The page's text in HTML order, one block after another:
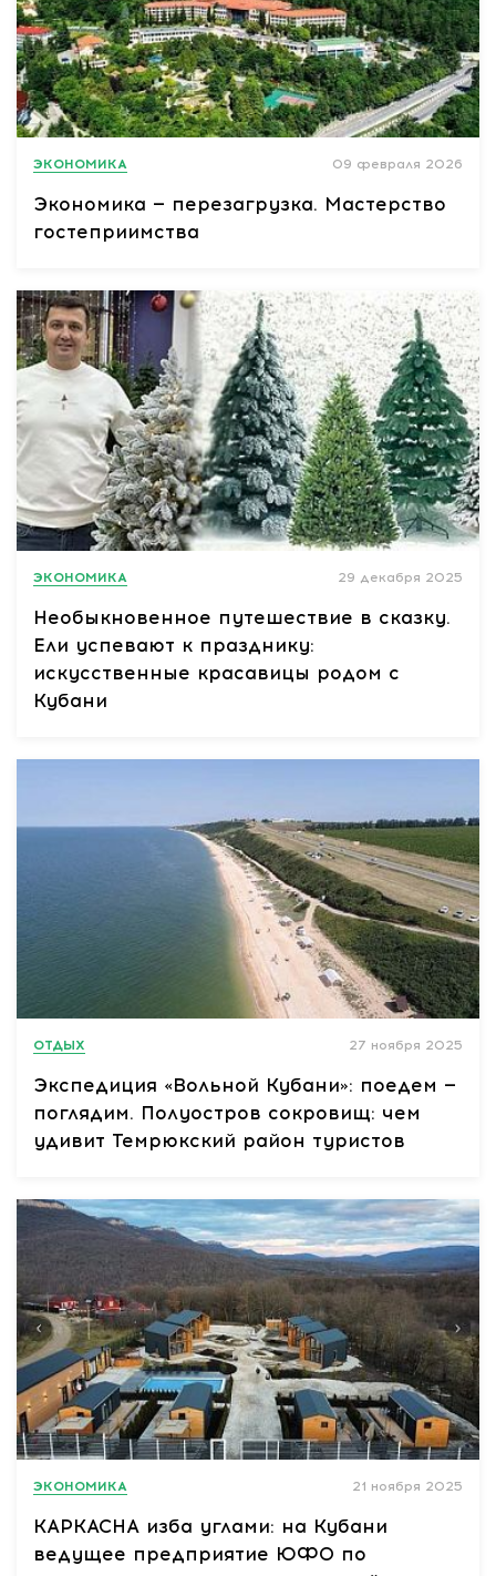
ЭКОНОМИКА 09 февраля 2026
Экономика — перезагрузка. Мастерство
гостеприимства
ЭКОНОМИКА 29 декабря 2025
Необыкновенное путешествие в сказку.
Ели успевают к празднику:
искусственные красавицы родом с
Кубани
ОТДЫХ 27 ноября 2025
Экспедиция «Вольной Кубани»: поедем —
поглядим. Полуостров сокровищ: чем
удивит Темрюкский район туристов
ЭКОНОМИКА 21 ноября 2025
КАРКАСНА изба углами: на Кубани
ведущее предприятие ЮФО по